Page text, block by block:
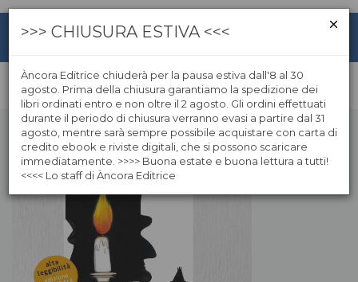
>>> CHIUSURA ESTIVA <<<
Àncora Editrice chiuderà per la pausa estiva dall'8 al 30
agosto. Prima della chiusura garantiamo la spedizione dei
libri ordinati entro e non oltre il 2 agosto. Gli ordini effettuati
durante il periodo di chiusura verranno evasi a partire dal 31
agosto, mentre sarà sempre possibile acquistare con carta di
credito ebook e riviste digitali, che si possono scaricare
immediatamente. >>>> Buona estate e buona lettura a tutti!
<<<< Lo staff di Àncora Editrice